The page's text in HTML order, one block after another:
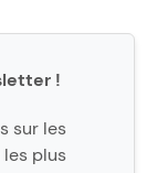
!
sur les
plus